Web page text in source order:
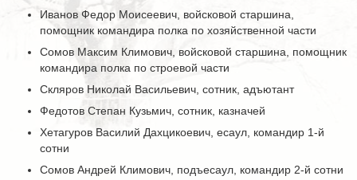
Иванов Федор Моисеевич, войсковой старшина,
помощник командира полка по хозяйственной части
Сомов Максим Климович, войсковой старшина, помощник
командира полка по строевой части
Скляров Николай Васильевич, сотник, адъютант
Федотов Степан Кузьмич, сотник, казначей
Хетагуров Василий Дахцикоевич, есаул, командир 1-й
сотни
Сомов Андрей Климович, подъесаул, командир 2-й сотни